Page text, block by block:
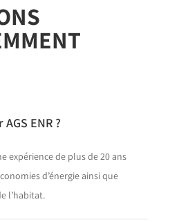
ENR ?
expérience de plus de 20 ans
d’énergie ainsi que
l’habitat.